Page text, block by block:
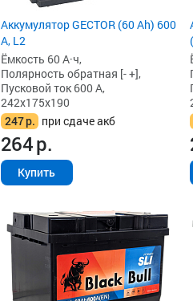
Аккумулятор GECTOR (60 Ah) 600
А, L2
Ёмкость 60 А·ч,
Полярность обратная [- +],
Пусковой ток 600 А,
242x175x190
247р. при сдаче акб
264р.
Купить